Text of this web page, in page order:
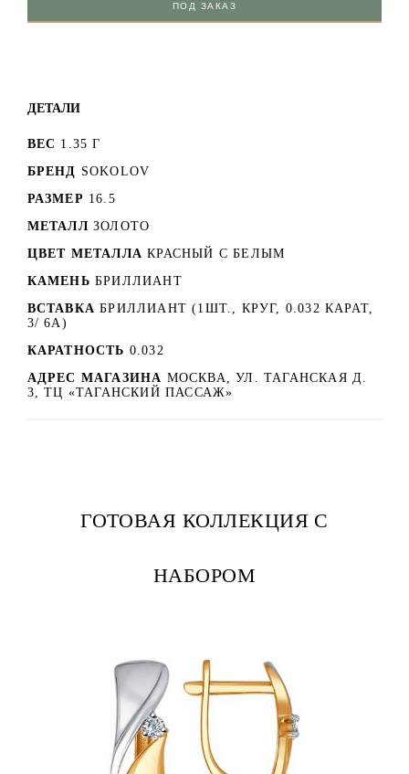
ПОД ЗАКАЗ
ДЕТАЛИ
ВЕС 1.35 Г
БРЕНД SOKOLOV
РАЗМЕР 16.5
МЕТАЛЛ ЗОЛОТО
ЦВЕТ МЕТАЛЛА КРАСНЫЙ C БЕЛЫМ
КАМЕНЬ БРИЛЛИАНТ
ВСТАВКА БРИЛЛИАНТ (1ШТ., КРУГ, 0.032 КАРАТ,
3/ 6А)
КАРАТНОСТЬ 0.032
АДРЕС МАГАЗИНА МОСКВА, УЛ. ТАГАНСКАЯ Д.
3, ТЦ «ТАГАНСКИЙ ПАССАЖ»
ГОТОВАЯ КОЛЛЕКЦИЯ С
НАБОРОМ